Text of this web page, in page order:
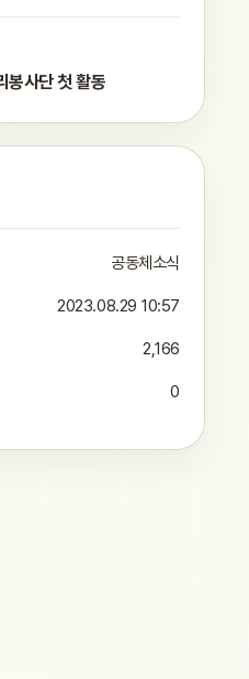
봉사단 첫 활동
공동체소식
2023.08.29 10:57
2,166
0